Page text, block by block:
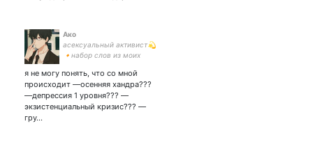
Ако
асексуальный активист💫
🔸набор слов из моих
я не могу понять, что со мной
происходит —осенняя хандра???
—депрессия 1 уровня??? —
экзистенциальный кризис??? —
гру…